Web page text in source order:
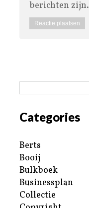
berichten zijn.
Categories
Berts
Booij
Bulkboek
Businessplan
Collectie